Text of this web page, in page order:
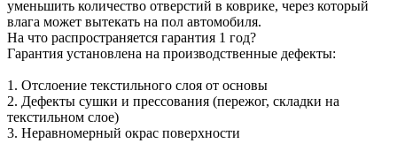
уменьшить количество отверстий в коврике, через который
влага может вытекать на пол автомобиля.
На что распространяется гарантия 1 год?
Гарантия установлена на производственные дефекты:
1. Отслоение текстильного слоя от основы
2. Дефекты сушки и прессования (пережог, складки на
текстильном слое)
3. Неравномерный окрас поверхности